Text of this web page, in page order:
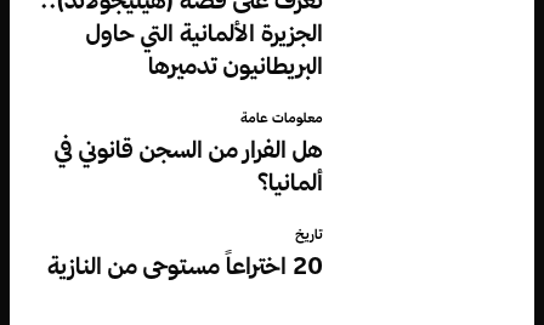
الجزيرة الألمانية التي حاول
البريطانيون تدميرها
معلومات عامة
هل الفرار من السجن قانوني في
ألمانيا؟
تاريخ
20 اختراعاً مستوحى من النازية